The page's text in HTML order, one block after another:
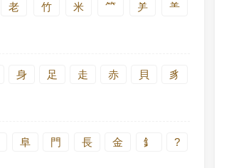
老 竹 米 ⺮ ⺶ ⺷
身 足 走 赤 貝 豸
阜 門 長 金 釒 ?